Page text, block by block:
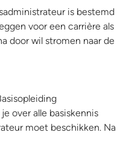
is bestemd
voor een carrière als
door wil stromen naar de
over alle basiskennis
moet beschikken. Na